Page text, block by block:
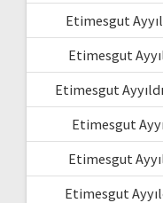
Etimesgut
Etimesgut
Etimesgut
Etimesgut
Etimesgut
Etimesgut